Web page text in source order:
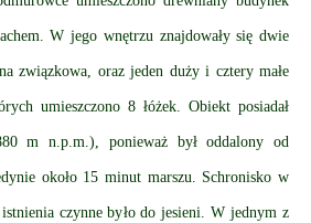
W jego wnętrzu znajdowały się dwie
związkowa, oraz jeden duży i cztery małe
umieszczono 8 łóżek. Obiekt posiadał
m n.p.m.), ponieważ był oddalony od
około 15 minut marszu. Schronisko w
czynne było do jesieni. W jednym z